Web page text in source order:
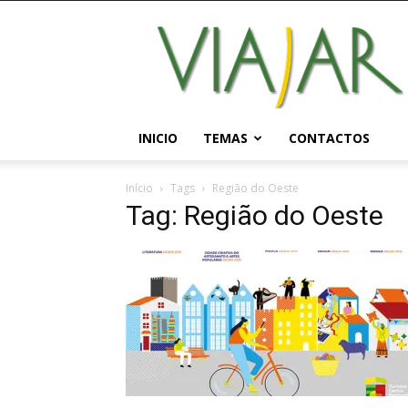
Viajar
Magazine
Online
INICIO TEMAS CONTACTOS
Início Tags Região do Oeste
Tag: Região do Oeste